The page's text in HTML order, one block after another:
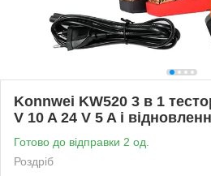
Konnwei KW520 3 в 1
V 10 A 24 V 5 A і
Готово до відправки 2 од.
Роздріб